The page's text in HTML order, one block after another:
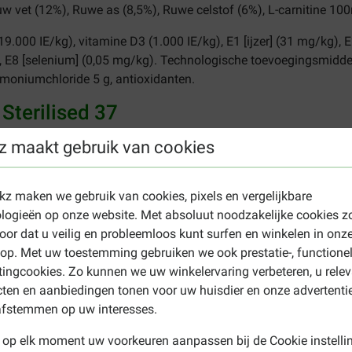
maakt gebruik van cookies
maken we gebruik van cookies, pixels en vergelijkbare
op onze website. Met absoluut noodzakelijke cookies
dat u veilig en probleemloos kunt surfen en winkelen in
Met uw toestemming gebruiken we ook prestatie-,
Zo kunnen we uw winkelervaring verbeteren, u
en aanbiedingen tonen voor uw huisdier en onze
op uw interesses.
op elk moment uw voorkeuren aanpassen bij de Cookie
vet (12%), Ruwe as (8,5%), Ruwe celstof (6%), L-carnitine
IE/kg), vitamine D3 (1.000 IE/kg), E1 [ijzer] (31 mg/kg),
[selenium] (0,05 mg/kg). Technologische
5 g, antioxidanten.
37
minstens 2 maaltijden te verdelen. Zorg altijd voor
het voer op een droge plek en sluit het goed af. De
gebruik.
kattenvoer
bij ideaal gewicht (droogvoer +
Sterilised natvoer)
Hoeveelheid bij
overgewicht
30 g + 1 portieverpakking 37 g
41 g + 1 portieverpakking
60 g + 1 portieverpakking 61 g